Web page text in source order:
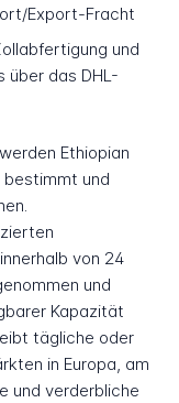
Export-Fracht
und
über das DHL-
Ethiopian
bestimmt und
von 24
und
Kapazität
tägliche oder
in Europa, am
und verderbliche